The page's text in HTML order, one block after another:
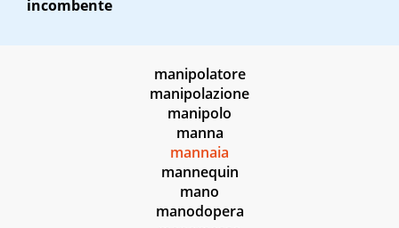
incombente
manipolatore
manipolazione
manipolo
manna
mannaia
mannequin
mano
manodopera